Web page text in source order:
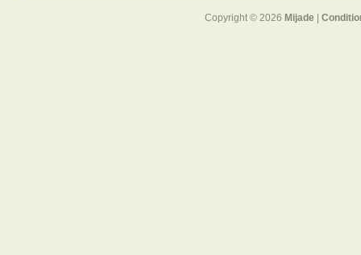
Copyright © 2026 Mijade|